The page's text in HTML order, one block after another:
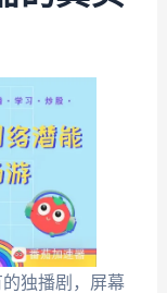
独播剧，屏幕